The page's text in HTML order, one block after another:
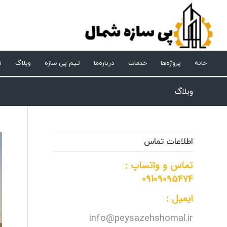
خانه پروژه‌ها خدمات درباره‌ما تیم پی سازه وبلاگ
وبلاگ
اطلاعات تماس
تماس و واتساپ :
09109095474
ایمیل :
info@peysazehshomal.ir